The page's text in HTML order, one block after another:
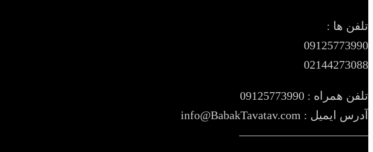
تلفن ها :
09125773990
02144273088
تلفن همراه : 09125773990
آدرس ایمیل : info@BabakTavatav.com
———————————